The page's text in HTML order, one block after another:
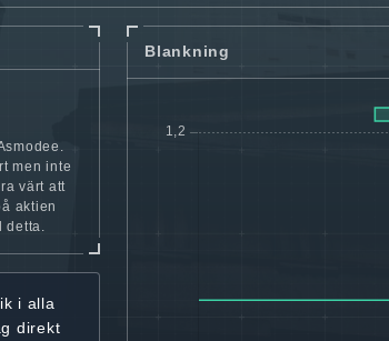
men inte
värt att
aktien
i alla
direkt
Blankning